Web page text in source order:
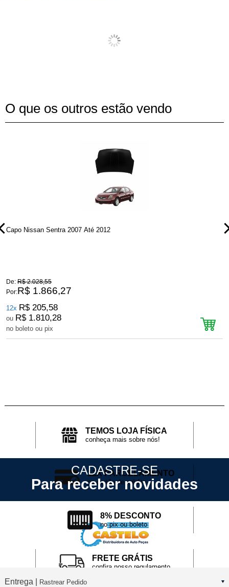
O que os outros estão vendo
Capo Nissan Sentra 2007 Até 2012
De: R$ 2.028,55
Por:R$ 1.866,27
12x R$ 205,58
ou R$ 1.810,28
no boleto ou pix
TEMOS LOJA FÍSICA
conheça mais sobre nós!
12X PARCELAMENTO
no cartão de crédito
8% DESCONTO
no pix ou boleto
FRETE GRÁTIS
confira nosso regulamento
CADASTRE-SE
Para receber novidades
Entrega | Rastrear Pedido